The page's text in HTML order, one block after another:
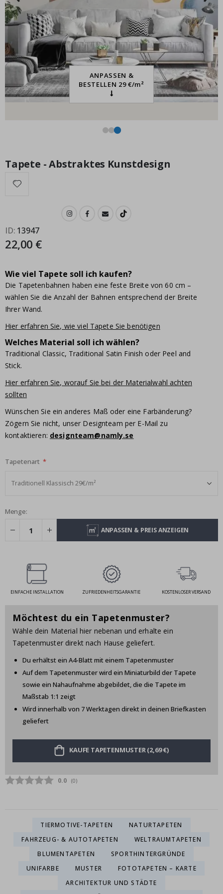
Personalisierte Poster - Beste Freunde Foto-Collage
Special
Price
15,00 €
ANPASSEN &
BESTELLEN 29 €/m²
Tapete - Abstraktes Kunstdesign
ID 13947
22,00 €
Wie viel Tapete soll ich kaufen?
Die Tapetenbahnen haben eine feste Breite von 60 cm –
wählen Sie die Anzahl der Bahnen entsprechend der Breite
Ihrer Wand.
Hier erfahren Sie, wie viel Tapete Sie benötigen
Welches Material soll ich wählen?
Traditional Classic, Traditional Satin Finish oder Peel and
Stick.
Hier erfahren Sie, worauf Sie bei der Materialwahl achten
sollten
Wünschen Sie ein anderes Maß oder eine Farbänderung?
Zögern Sie nicht, unser Designteam per E-Mail zu
kontaktieren: designteam@namly.se
Tapetenart
Menge:
ANPASSEN & PREIS ANZEIGEN
EINFACHE INSTALLATION ZUFRIEDENHEITSGARANTIE KOSTENLOSER VERSAND
Möchtest du ein Tapetenmuster?
Wähle dein Material hier nebenan und erhalte ein
Tapetenmuster direkt nach Hause geliefert.
Du erhältst ein A4-Blatt mit einem Tapetenmuster
Auf dem Tapetenmuster wird ein Miniaturbild der Tapete
sowie ein Nahaufnahme abgebildet, die die Tapete im
Maßstab 1:1 zeigt
Wird innerhalb von 7 Werktagen direkt in deinen Briefkasten
geliefert
KAUFE TAPETENMUSTER (2,69 €)
Durchschnittliche Bewertung:
0.0 (abgegebene bewertungen:
0)
TIERMOTIVE-TAPETEN
NATURTAPETEN
FAHRZEUG- & AUTOTAPETEN
WELTRAUMTAPETEN
BLUMENTAPETEN
SPORTHINTERGRÜNDE
UNIFARBE
MUSTER
FOTOTAPETEN – KARTE
ARCHITEKTUR UND STÄDTE